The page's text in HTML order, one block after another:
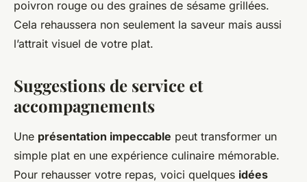
poivron rouge ou des graines de sésame grillées.
Cela rehaussera non seulement la saveur mais aussi
l’attrait visuel de votre plat.
Suggestions de service et
accompagnements
Une présentation impeccable peut transformer un
simple plat en une expérience culinaire mémorable.
Pour rehausser votre repas, voici quelques idées